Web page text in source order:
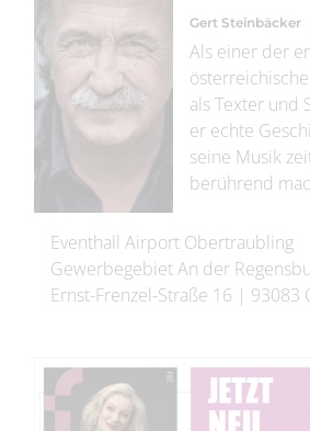
Gert Steinbäcker
Als einer der
als Texter und
er echte
seine Musik
berührend
Eventhall Airport Obertraubling
Gewerbegebiet An der
Ernst-Frenzel-Straße 16 | 93083